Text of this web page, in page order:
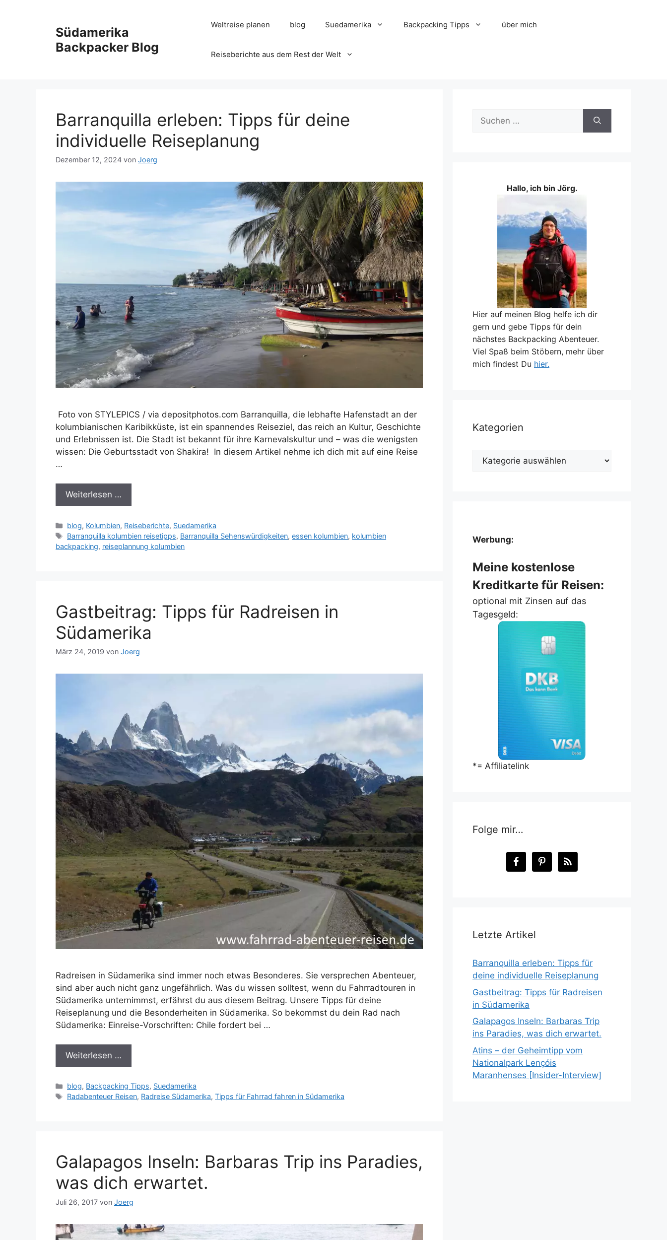
Südamerika
Backpacker Blog
Weltreise planen blog Suedamerika Backpacking Tipps über mich
Reiseberichte aus dem Rest der Welt
Barranquilla erleben: Tipps für deine
individuelle Reiseplanung
Dezember 12, 2024 von Joerg
Foto von STYLEPICS / via depositphotos.com Barranquilla, die lebhafte Hafenstadt an der
kolumbianischen Karibikküste, ist ein spannendes Reiseziel, das reich an Kultur, Geschichte
und Erlebnissen ist. Die Stadt ist bekannt für ihre Karnevalskultur und – was die wenigsten
wissen: Die Geburtsstadt von Shakira! In diesem Artikel nehme ich dich mit auf eine Reise
…
Weiterlesen …
Kategorien
blog, Kolumbien, Reiseberichte, Suedamerika
Schlagwörter
Barranquilla kolumbien reisetipps, Barranquilla Sehenswürdigkeiten,essen kolumbien, kolumbien
backpacking, reiseplannung kolumbien
Gastbeitrag: Tipps für Radreisen in
Südamerika
März 24, 2019 von Joerg
Radreisen in Südamerika sind immer noch etwas Besonderes. Sie versprechen Abenteuer,
sind aber auch nicht ganz ungefährlich. Was du wissen solltest, wenn du Fahrradtouren in
Südamerika unternimmst, erfährst du aus diesem Beitrag. Unsere Tipps für deine
Reiseplanung und die Besonderheiten in Südamerika. So bekommst du dein Rad nach
Südamerika: Einreise-Vorschriften: Chile fordert bei …
Weiterlesen …
Kategorien
blog, Backpacking Tipps, Suedamerika
Schlagwörter
Radabenteuer Reisen, Radreise Südamerika,Tipps für Fahrrad fahren in Südamerika
Galapagos Inseln: Barbaras Trip ins Paradies,
was dich erwartet.
Juli 26, 2017 von Joerg
Suchen
nach:
Hallo, ich bin Jörg.
Hier auf meinen Blog helfe ich dir
gern und gebe Tipps für dein
nächstes Backpacking Abenteuer.
Viel Spaß beim Stöbern, mehr über
mich findest Du hier.
Kategorien
Kategorien
Werbung:
Meine kostenlose
Kreditkarte für Reisen:
optional mit Zinsen auf das
Tagesgeld:
*= Affiliatelink
Folge mir…
Letzte Artikel
Barranquilla erleben: Tipps für
deine individuelle Reiseplanung
Gastbeitrag: Tipps für Radreisen
in Südamerika
Galapagos Inseln: Barbaras Trip
ins Paradies, was dich erwartet.
Atins – der Geheimtipp vom
Nationalpark Lençóis
Maranhenses [Insider-Interview]